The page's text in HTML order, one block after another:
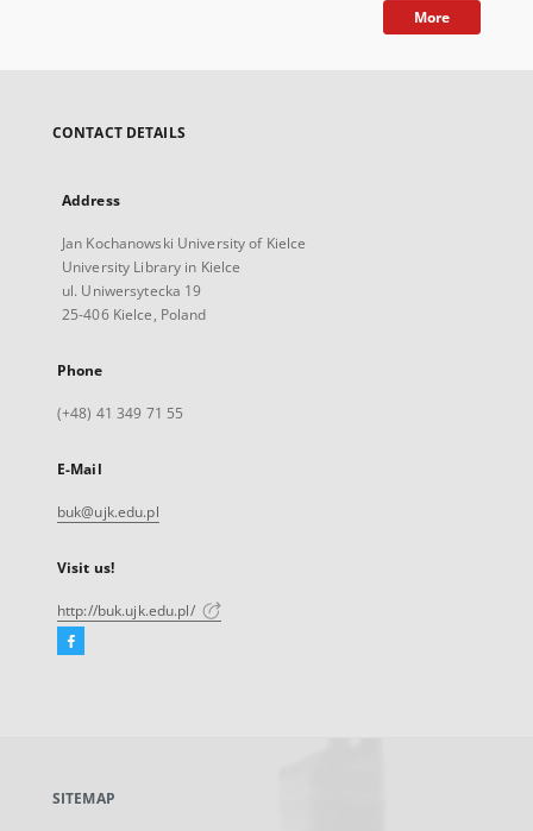
More
CONTACT DETAILS
Address
Jan Kochanowski University of Kielce
University Library in Kielce
ul. Uniwersytecka 19
25-406 Kielce, Poland
Phone
(+48) 41 349 71 55
E-Mail
buk@ujk.edu.pl
Visit us!
http://buk.ujk.edu.pl/
Facebook
new
SITEMAP